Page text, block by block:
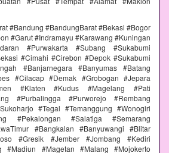
#Bandung #BandungBarat #Bekasi #Bogor
#Garut #Indramayu #Karawang #Kuningan
#Purwakarta #Subang #Sukabumi
#Cimahi #Cirebon #Depok #Sukabumi
#Banjarnegara #Banyumas #Batang
#Cilacap #Demak #Grobogan #Jepara
#Klaten #Kudus #Magelang #Pati
#Purbalingga #Purworejo #Rembang
#Tegal #Temanggung #Wonogiri
#Pekalongan #Salatiga #Semarang
#Bangkalan #Banyuwangi #Blitar
#Gresik #Jember #Jombang #Kediri
#Madiun #Magetan #Malang #Mojokerto